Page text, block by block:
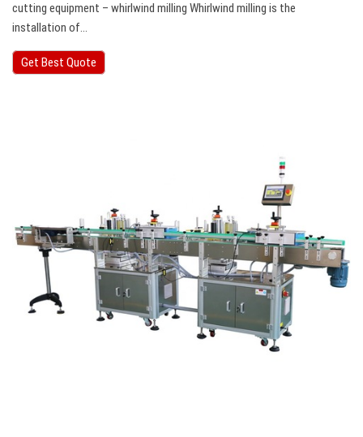
cutting equipment – whirlwind milling Whirlwind milling is the
installation of…
Get Best Quote